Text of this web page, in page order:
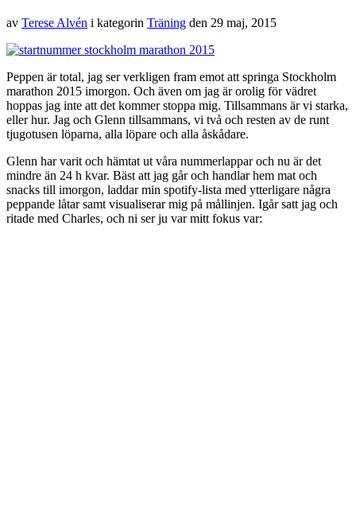
av Terese Alvén i kategorin Träning den 29 maj, 2015
Peppen är total, jag ser verkligen fram emot att springa Stockholm
marathon 2015 imorgon. Och även om jag är orolig för vädret
hoppas jag inte att det kommer stoppa mig. Tillsammans är vi starka,
eller hur. Jag och Glenn tillsammans, vi två och resten av de runt
tjugotusen löparna, alla löpare och alla åskådare.
Glenn har varit och hämtat ut våra nummerlappar och nu är det
mindre än 24 h kvar. Bäst att jag går och handlar hem mat och
snacks till imorgon, laddar min spotify-lista med ytterligare några
peppande låtar samt visualiserar mig på mållinjen. Igår satt jag och
ritade med Charles, och ni ser ju var mitt fokus var: